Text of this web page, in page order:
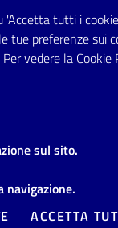
tutti i
preferenze
vedere la Cookie
sul sito.
ACCETTA
Richiesta di assistenza